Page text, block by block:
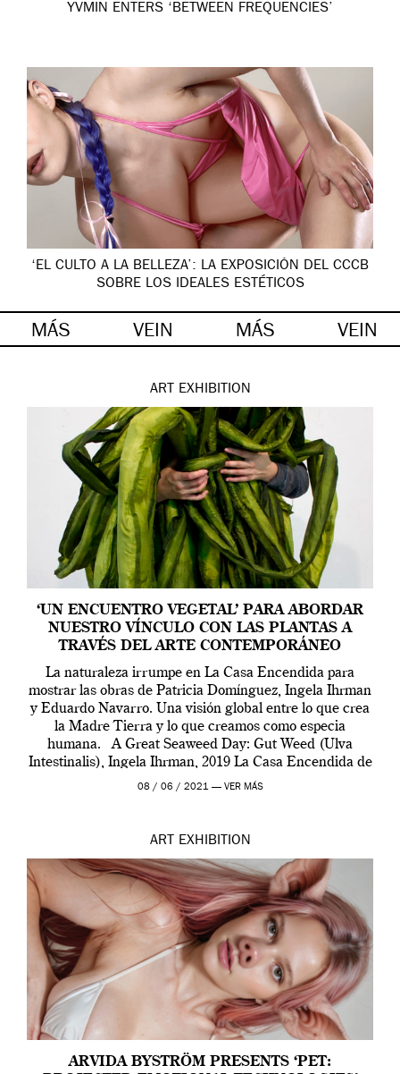
YVMIN ENTERS ‘BETWEEN FREQUENCIES’
‘EL CULTO A LA BELLEZA’: LA EXPOSICIÓN DEL CCCB
SOBRE LOS IDEALES ESTÉTICOS
MÁS VEIN MÁS VEIN
ART EXHIBITION
‘UN ENCUENTRO VEGETAL’ PARA ABORDAR
NUESTRO VÍNCULO CON LAS PLANTAS A
TRAVÉS DEL ARTE CONTEMPORÁNEO
La naturaleza irrumpe en La Casa Encendida para
mostrar las obras de Patricia Domínguez, Ingela Ihrman
y Eduardo Navarro. Una visión global entre lo que crea
la Madre Tierra y lo que creamos como especia
humana. A Great Seaweed Day: Gut Weed (Ulva
Intestinalis), Ingela Ihrman, 2019 La Casa Encendida de
Madrid y la Wellcome […]
08 / 06 / 2021 — VER MÁS
ART EXHIBITION
ARVIDA BYSTRÖM PRESENTS ‘PET: